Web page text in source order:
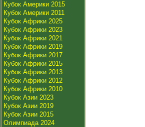
Кубок Америки 2015
Кубок Америки 2011
Кубок Африки 2025
Кубок Африки 2023
Кубок Африки 2021
Кубок Африки 2019
Кубок Африки 2017
Кубок Африки 2015
Кубок Африки 2013
Кубок Африки 2012
Кубок Африки 2010
Кубок Азии 2023
Кубок Азии 2019
Кубок Азии 2015
Олимпиада 2024